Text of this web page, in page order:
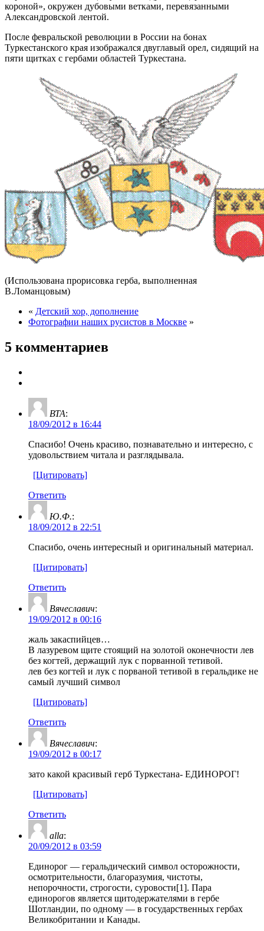
короной», окружен дубовыми ветками, перевязанными
Александровской лентой.
После февральской революции в России на бонах
Туркестанского края изображался двуглавый орел, сидящий на
пяти щитках с гербами областей Туркестана.
(Использована прорисовка герба, выполненная
В.Ломанцовым)
« Детский хор, дополнение
Фотографии наших русистов в Москве »
5 комментариев
ВТА:
18/09/2012 в 16:44
Спасибо! Очень красиво, познавательно и интересно, с
удовольствием читала и разглядывала.
[Цитировать]
Ответить
Ю.Ф.:
18/09/2012 в 22:51
Спасибо, очень интересный и оригинальный материал.
[Цитировать]
Ответить
Вячеславич:
19/09/2012 в 00:16
жаль закаспийцев…
В лазуревом щите стоящий на золотой оконечности лев
без когтей, держащий лук с порванной тетивой.
лев без когтей и лук с порваной тетивой в геральдике не
самый лучший символ
[Цитировать]
Ответить
Вячеславич:
19/09/2012 в 00:17
зато какой красивый герб Туркестана- ЕДИНОРОГ!
[Цитировать]
Ответить
alla:
20/09/2012 в 03:59
Единорог — геральдический символ осторожности,
осмотрительности, благоразумия, чистоты,
непорочности, строгости, суровости[1]. Пара
единорогов является щитодержателями в гербе
Шотландии, по одному — в государственных гербах
Великобритании и Канады.